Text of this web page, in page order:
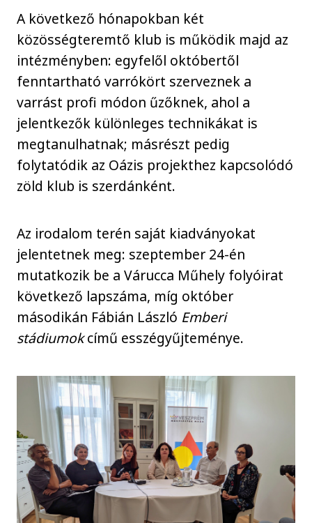
A következő hónapokban két
közösségteremtő klub is működik majd az
intézményben: egyfelől októbertől
fenntartható varrókört szerveznek a
varrást profi módon űzőknek, ahol a
jelentkezők különleges technikákat is
megtanulhatnak; másrészt pedig
folytatódik az Oázis projekthez kapcsolódó
zöld klub is szerdánként.
Az irodalom terén saját kiadványokat
jelentetnek meg: szeptember 24-én
mutatkozik be a Várucca Műhely folyóirat
következő lapszáma, míg október
másodikán Fábián László Emberi
stádiumokcímű esszégyűjteménye.